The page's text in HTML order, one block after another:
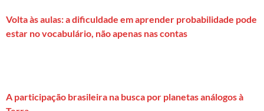
Volta às aulas: a dificuldade em aprender probabilidade pode
estar no vocabulário, não apenas nas contas
A participação brasileira na busca por planetas análogos à